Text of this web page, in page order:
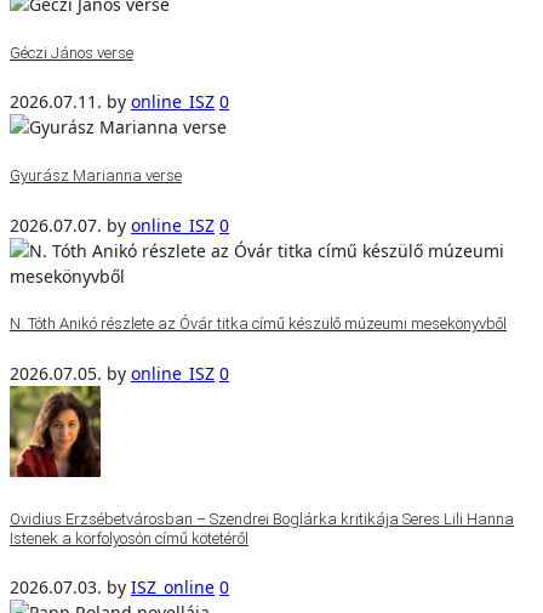
Géczi János verse
2026.07.11. by online_ISZ 0
Gyurász Marianna verse
2026.07.07. by online_ISZ 0
N. Tóth Anikó részlete az Óvár titka című készülő múzeumi mesekönyvből
2026.07.05. by online_ISZ 0
Ovidius Erzsébetvárosban – Szendrei Boglárka kritikája Seres Lili Hanna
Istenek a körfolyosón című kötetéről
2026.07.03. by ISZ_online 0